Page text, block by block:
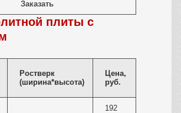
Заказать
плиты с
Ростверк
(ширина*высота)
Цена,
руб.
192